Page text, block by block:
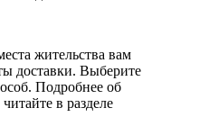
жительства вам
доставки. Выберите
Подробнее об
в разделе